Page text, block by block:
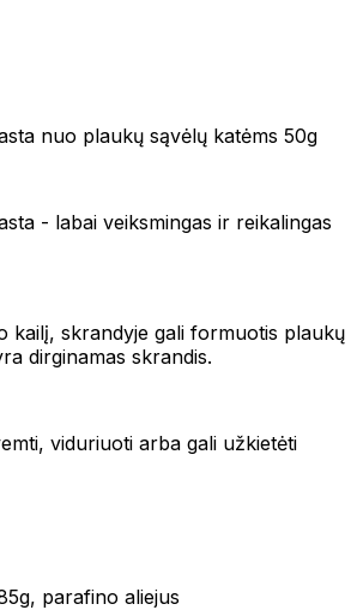
nuo plaukų sąvėlų katėms 50g
- labai veiksmingas ir reikalingas
kailį, skrandyje gali formuotis plaukų
dirginamas skrandis.
viduriuoti arba gali užkietėti
parafino aliejus